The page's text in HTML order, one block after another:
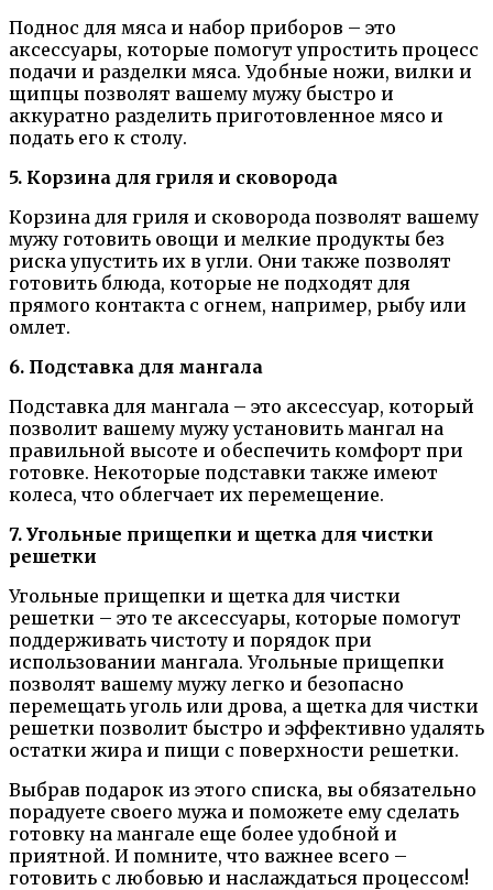
Поднос для мяса и набор приборов – это
аксессуары, которые помогут упростить процесс
подачи и разделки мяса. Удобные ножи, вилки и
щипцы позволят вашему мужу быстро и
аккуратно разделить приготовленное мясо и
подать его к столу.
5. Корзина для гриля и сковорода
Корзина для гриля и сковорода позволят вашему
мужу готовить овощи и мелкие продукты без
риска упустить их в угли. Они также позволят
готовить блюда, которые не подходят для
прямого контакта с огнем, например, рыбу или
омлет.
6. Подставка для мангала
Подставка для мангала – это аксессуар, который
позволит вашему мужу установить мангал на
правильной высоте и обеспечить комфорт при
готовке. Некоторые подставки также имеют
колеса, что облегчает их перемещение.
7. Угольные прищепки и щетка для чистки
решетки
Угольные прищепки и щетка для чистки
решетки – это те аксессуары, которые помогут
поддерживать чистоту и порядок при
использовании мангала. Угольные прищепки
позволят вашему мужу легко и безопасно
перемещать уголь или дрова, а щетка для чистки
решетки позволит быстро и эффективно удалять
остатки жира и пищи с поверхности решетки.
Выбрав подарок из этого списка, вы обязательно
порадуете своего мужа и поможете ему сделать
готовку на мангале еще более удобной и
приятной. И помните, что важнее всего –
готовить с любовью и наслаждаться процессом!